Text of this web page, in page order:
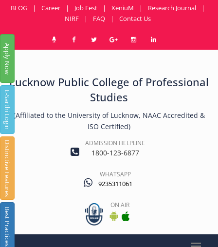
Apply Now
E-Sarthi Login
Distinctive Features
Best Practices
BLOG | Career | Job Fest | XeniuM | Research Journal
|
NIRF
| FAQ | Contact Us
Lucknow Public College of Professional
Studies
(Affiliated to the University of Lucknow, NAAC Accredited &
ISO Certified)
ADMISSION HELPLINE
1800-123-6877
WHATSAPP
9235311061
ON AIR